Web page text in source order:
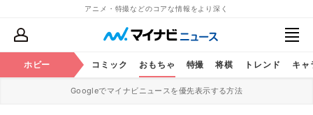
アニメ・特撮などのコアな情報をより深く
ホビー
アニメ コミック おもちゃ 特撮 将棋 トレンド キャ
Googleでマイナビニュースを優先表示する方法